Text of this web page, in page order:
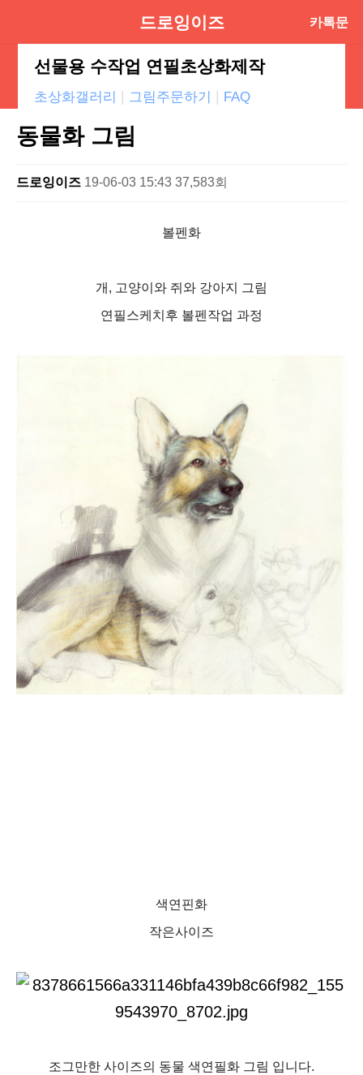
드로잉이즈 카톡문
선물용 수작업 연필초상화제작
초상화갤러리 | 그림주문하기 | FAQ
동물화 그림
드로잉이즈 19-06-03 15:43 37,583회
볼펜화
개, 고양이와 쥐와 강아지 그림
연필스케치후 볼펜작업 과정
색연핀화
작은사이즈
조그만한 사이즈의 동물 색연필화 그림 입니다.